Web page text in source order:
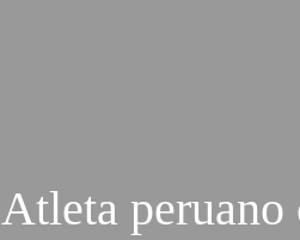
Atleta peruano